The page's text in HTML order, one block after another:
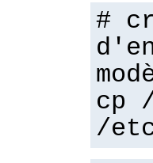
#
cp
/